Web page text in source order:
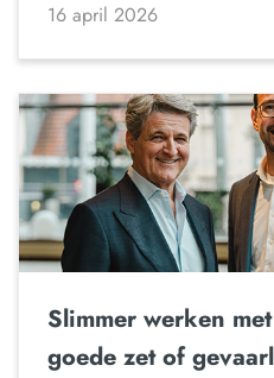
16 april 2026
Slimmer werken
goede zet of